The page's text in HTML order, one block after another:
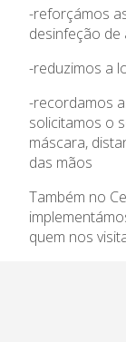
-reforçámos
desinfeção
-reduzimos a
-recordamos
solicitamos o
máscara,
das mãos
Também no
quem nos